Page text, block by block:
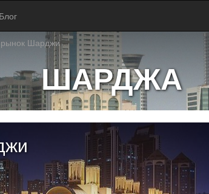
Блог
Шарджи
ШАРДЖА